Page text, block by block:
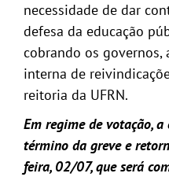
necessidade de dar
defesa da educação
cobrando os
interna de
reitoria da UFRN.
Em regime de votação,
término da greve e
feira, 02/07, que será